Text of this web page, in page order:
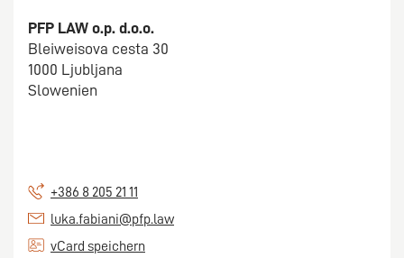
PFP LAW o.p. d.o.o.
Bleiweisova cesta 30
1000 Ljubljana
Slowenien
+386 8 205 21 11
luka.fabiani@pfp.law
vCard speichern